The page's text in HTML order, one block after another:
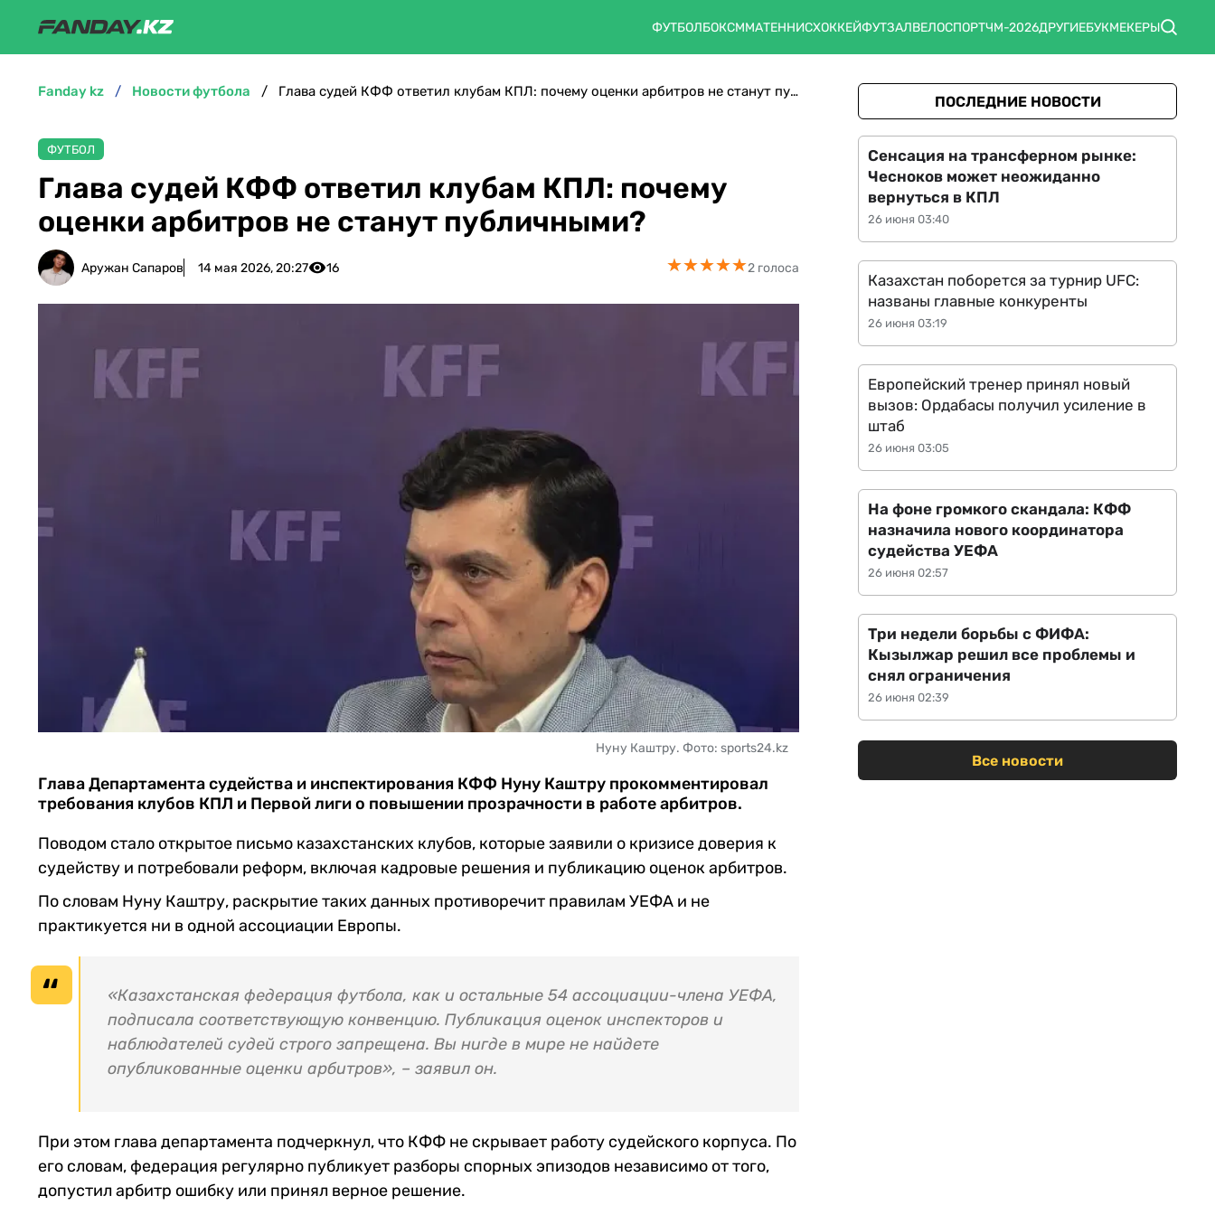
ФУТБОЛБОКСММАТЕННИСХОККЕЙФУТЗАЛВЕЛОСПОРТЧМ-2026ДРУГИЕБУКМЕКЕРЫ
fanday kz новости футбола Глава судей КФФ ответил клубам КПЛ: почему оценки арбитров не станут публичными?
ФУТБОЛ
Глава судей КФФ ответил клубам КПЛ: почему
оценки арбитров не станут публичными?
Аружан Сапаров 14 мая 2026, 20:27 16 ★★★★★
★★★★★2 голоса
Нуну Каштру. Фото: sports24.kz
Глава Департамента судейства и инспектирования КФФ Нуну Каштру прокомментировал
требования клубов КПЛ и Первой лиги о повышении прозрачности в работе арбитров.
Поводом стало открытое письмо казахстанских клубов, которые заявили о кризисе доверия к
судейству и потребовали реформ, включая кадровые решения и публикацию оценок арбитров.
По словам Нуну Каштру, раскрытие таких данных противоречит правилам УЕФА и не
практикуется ни в одной ассоциации Европы.
«Казахстанская федерация футбола, как и остальные 54 ассоциации-члена УЕФА,
подписала соответствующую конвенцию. Публикация оценок инспекторов и
наблюдателей судей строго запрещена. Вы нигде в мире не найдете
опубликованные оценки арбитров», – заявил он.
При этом глава департамента подчеркнул, что КФФ не скрывает работу судейского корпуса. По
его словам, федерация регулярно публикует разборы спорных эпизодов независимо от того,
допустил арбитр ошибку или принял верное решение.
ПОСЛЕДНИЕ НОВОСТИ
26 июня 03:40
Сенсация на трансферном рынке:
Чесноков может неожиданно
вернуться в КПЛ
26 июня 03:19
Казахстан поборется за турнир UFC:
названы главные конкуренты
26 июня 03:05
Европейский тренер принял новый
вызов: Ордабасы получил усиление в
штаб
26 июня 02:57
На фоне громкого скандала: КФФ
назначила нового координатора
судейства УЕФА
26 июня 02:39
Три недели борьбы с ФИФА:
Кызылжар решил все проблемы и
снял ограничения
Все новости